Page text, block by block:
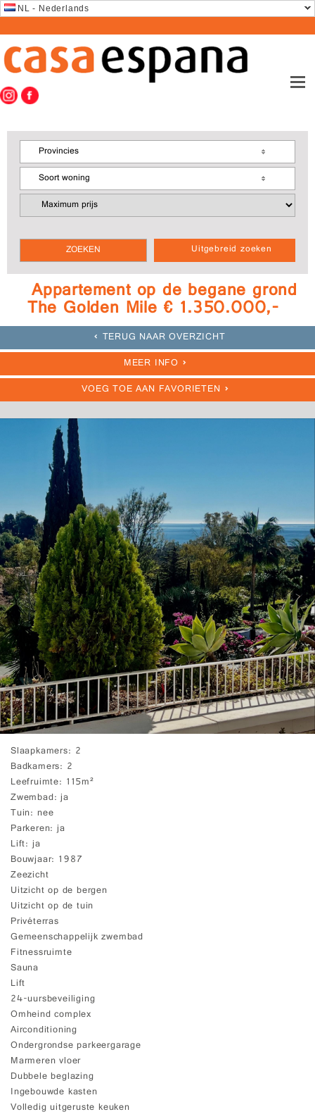
NL - Nederlands
Uitgebreid zoeken
Provincies
Soort woning
Appartement op de begane grond
The Golden Mile € 1.350.000,-
TERUG NAAR OVERZICHT
MEER INFO
VOEG TOE AAN FAVORIETEN
Slaapkamers 2
Badkamers 2
Leefruimte 115m²
Zwembad ja
Tuin nee
Parkeren ja
Lift ja
Bouwjaar 1987
Zeezicht
Uitzicht op de bergen
Uitzicht op de tuin
Privéterras
Gemeenschappelijk zwembad
Fitnessruimte
Sauna
Lift
24-uursbeveiliging
Omheind complex
Airconditioning
Ondergrondse parkeergarage
Marmeren vloer
Dubbele beglazing
Ingebouwde kasten
Volledig uitgeruste keuken